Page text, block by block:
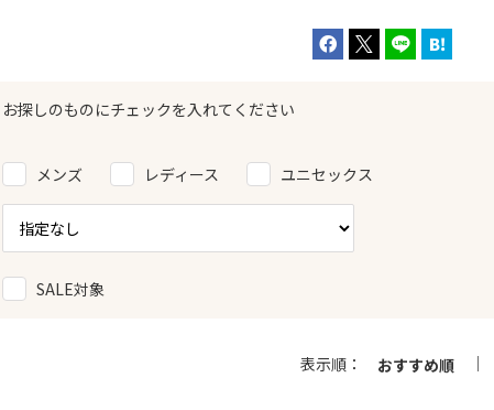
お探しのものにチェックを入れてください
メンズ レディース
ユニセックス
SALE対象
表示順： おすすめ順